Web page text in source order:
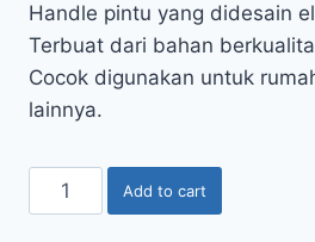
Handle pintu yang didesain
Terbuat dari bahan
Cocok digunakan untuk
lainnya.
Add to cart